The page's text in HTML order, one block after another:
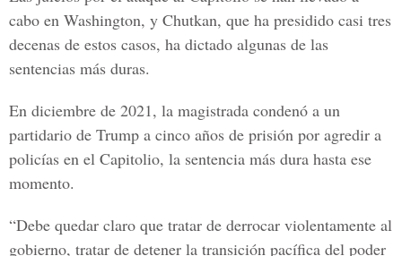
cabo en Washington, y Chutkan, que ha presidido casi tres
decenas de estos casos, ha dictado algunas de las
sentencias más duras.
En diciembre de 2021, la magistrada condenó a un
partidario de Trump a cinco años de prisión por agredir a
policías en el Capitolio, la sentencia más dura hasta ese
momento.
“Debe quedar claro que tratar de derrocar violentamente al
gobierno, tratar de detener la transición pacífica del poder